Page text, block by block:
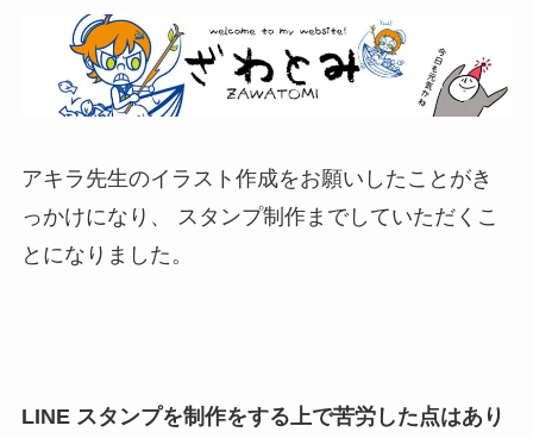
アキラ先生のイラスト作成をお願いしたことがき
っかけになり、 スタンプ制作までしていただくこ
とになりました。
LINE スタンプを制作をする上で苦労した点はあり